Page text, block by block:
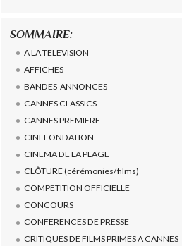
SOMMAIRE:
A LA TELEVISION
AFFICHES
BANDES-ANNONCES
CANNES CLASSICS
CANNES PREMIERE
CINEFONDATION
CINEMA DE LA PLAGE
CLÔTURE (cérémonies/films)
COMPETITION OFFICIELLE
CONCOURS
CONFERENCES DE PRESSE
CRITIQUES DE FILMS PRIMES A CANNES